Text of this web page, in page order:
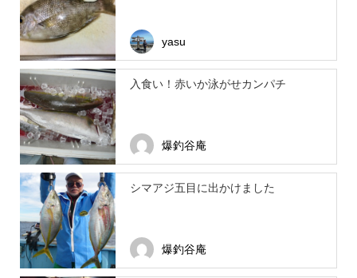
yasu
入食い！赤いか泳がせカンパチ
爆釣谷庵
シマアジ五目に出かけました
爆釣谷庵